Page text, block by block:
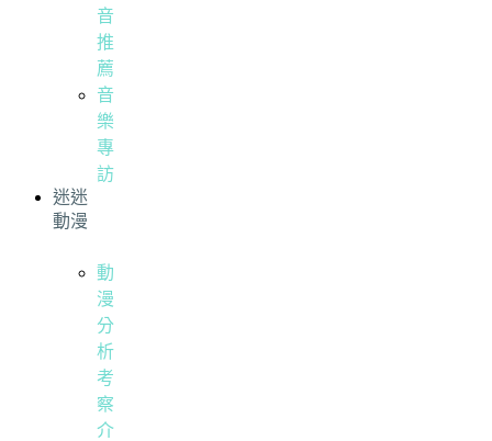
音
推
薦
音
樂
專
訪
迷迷
動漫
動
漫
分
析
考
察
介